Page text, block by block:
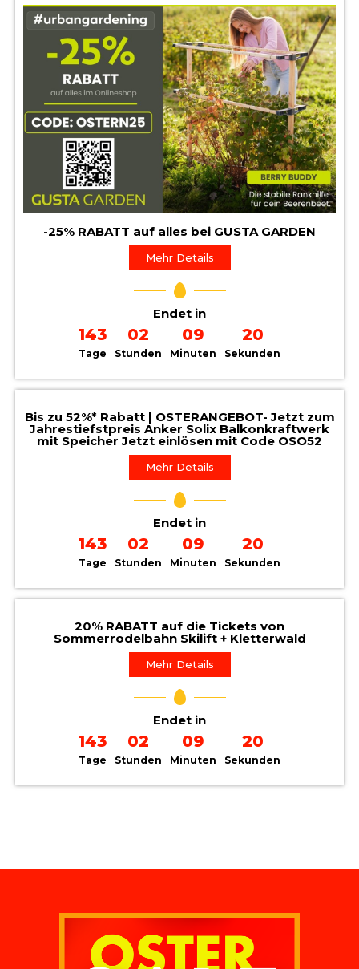
-25% RABATT auf alles bei GUSTA GARDEN
Mehr Details
Endet in
143
Tage
02
Stunden
09
Minuten
19
Sekunden
Bis zu 52%* Rabatt | OSTERANGEBOT- Jetzt zum
Jahrestiefstpreis Anker Solix Balkonkraftwerk
mit Speicher Jetzt einlösen mit Code OSO52
Mehr Details
Endet in
143
Tage
02
Stunden
09
Minuten
19
Sekunden
20% RABATT auf die Tickets von
Sommerrodelbahn Skilift + Kletterwald
Mehr Details
Endet in
143
Tage
02
Stunden
09
Minuten
19
Sekunden